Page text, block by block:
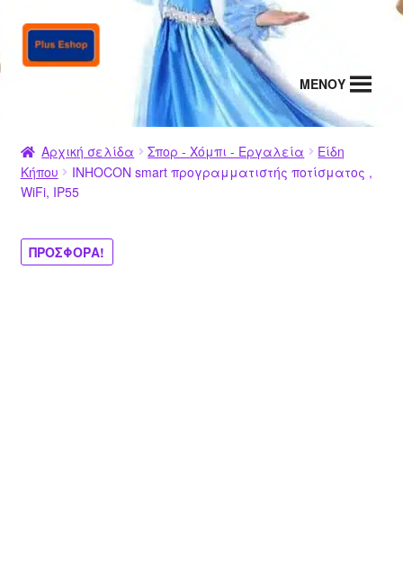
Απευθείας
μετάβαση
Μετάβαση
σε
MENΟΥ
Αρχική σελίδα Σπορ - Χόμπι - Εργαλεία
Είδη
Κήπου
INHOCON smart προγραμματιστής ποτίσματος ,
WiFi, IP55
ΠΡΟΣΦΟΡΆ!